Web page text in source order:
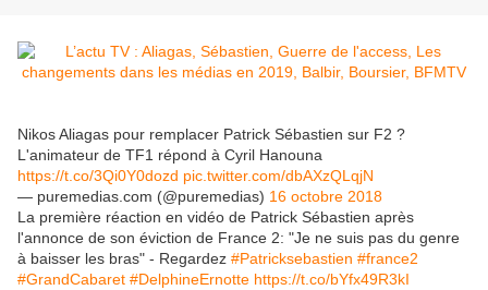
Nikos Aliagas pour remplacer Patrick Sébastien sur F2 ?
L'animateur de TF1 répond à Cyril Hanouna
https://t.co/3Qi0Y0dozd pic.twitter.com/dbAXzQLqjN
— puremedias.com (@puremedias) 16 octobre 2018
La première réaction en vidéo de Patrick Sébastien après
l'annonce de son éviction de France 2: "Je ne suis pas du genre
à baisser les bras" - Regardez #Patricksebastien #france2
#GrandCabaret #DelphineErnotte https://t.co/bYfx49R3kI